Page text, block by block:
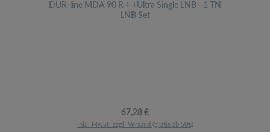
DUR-line MDA 90 R + +Ultra Single LNB - 1 TN
LNB Set
Regulärer Preis:
67,28 €
inkl. MwSt. zzgl. Versand (gratis ab 50€)